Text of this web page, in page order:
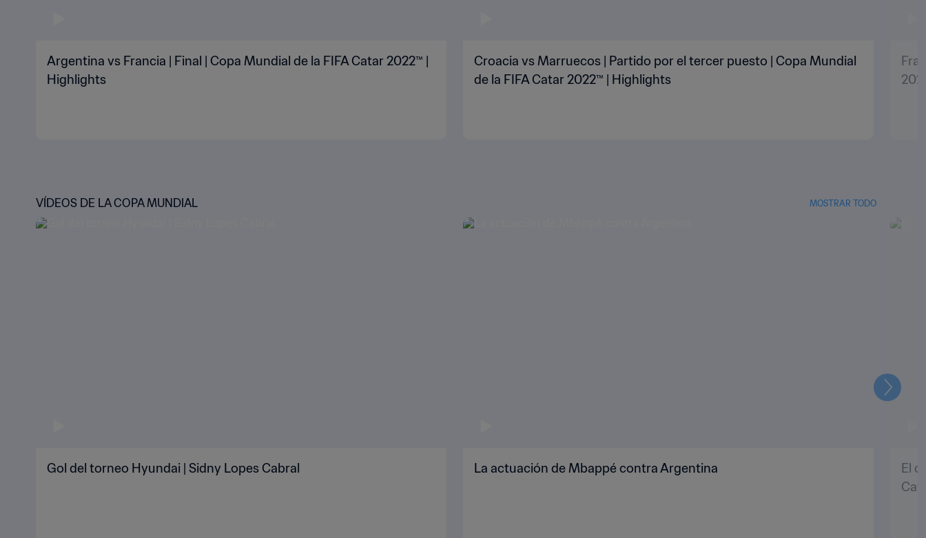
Argentina vs Francia | Final | Copa Mundial de la FIFA Catar 2022™ |
Highlights
Croacia vs Marruecos | Partido por el tercer puesto | Copa Mundial
de la FIFA Catar 2022™ | Highlights
VÍDEOS DE LA COPA MUNDIAL MOSTRAR TODO
Gol del torneo Hyundai | Sidny Lopes Cabral La actuación de Mbappé contra Argentina
El